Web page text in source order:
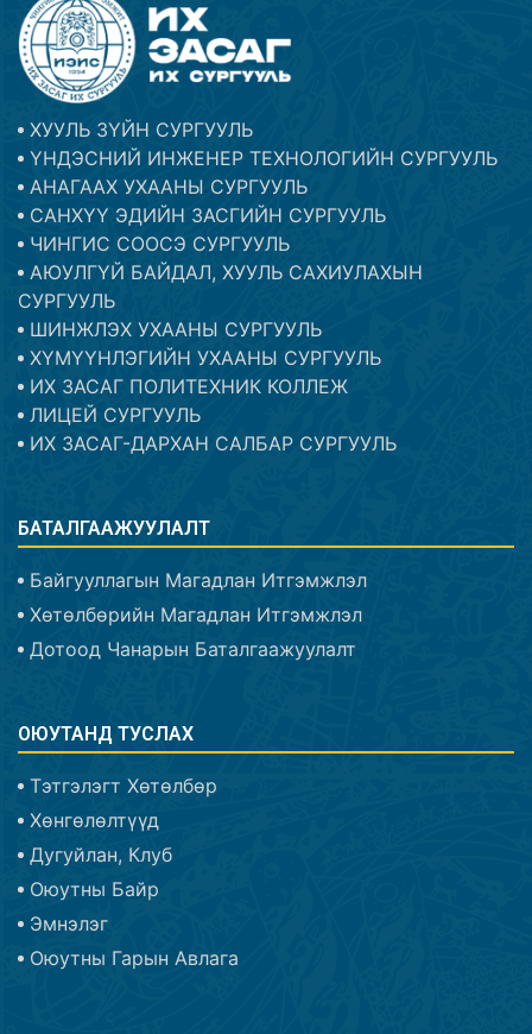
ХУУЛЬ ЗҮЙН СУРГУУЛЬ
ҮНДЭСНИЙ ИНЖЕНЕР ТЕХНОЛОГИЙН СУРГУУЛЬ
АНАГААХ УХААНЫ СУРГУУЛЬ
САНХҮҮ ЭДИЙН ЗАСГИЙН СУРГУУЛЬ
ЧИНГИС СООСЭ СУРГУУЛЬ
АЮУЛГҮЙ БАЙДАЛ, ХУУЛЬ САХИУЛАХЫН
СУРГУУЛЬ
ШИНЖЛЭХ УХААНЫ СУРГУУЛЬ
ХҮМҮҮНЛЭГИЙН УХААНЫ СУРГУУЛЬ
ИХ ЗАСАГ ПОЛИТЕХНИК КОЛЛЕЖ
ЛИЦЕЙ СУРГУУЛЬ
ИХ ЗАСАГ-ДАРХАН САЛБАР СУРГУУЛЬ
БАТАЛГААЖУУЛАЛТ
Байгууллагын Магадлан Итгэмжлэл
Хөтөлбөрийн Магадлан Итгэмжлэл
Дотоод Чанарын Баталгаажуулалт
ОЮУТАНД ТУСЛАХ
Тэтгэлэгт Хөтөлбөр
Хөнгөлөлтүүд
Дугуйлан, Клуб
Оюутны Байр
Эмнэлэг
Оюутны Гарын Авлага